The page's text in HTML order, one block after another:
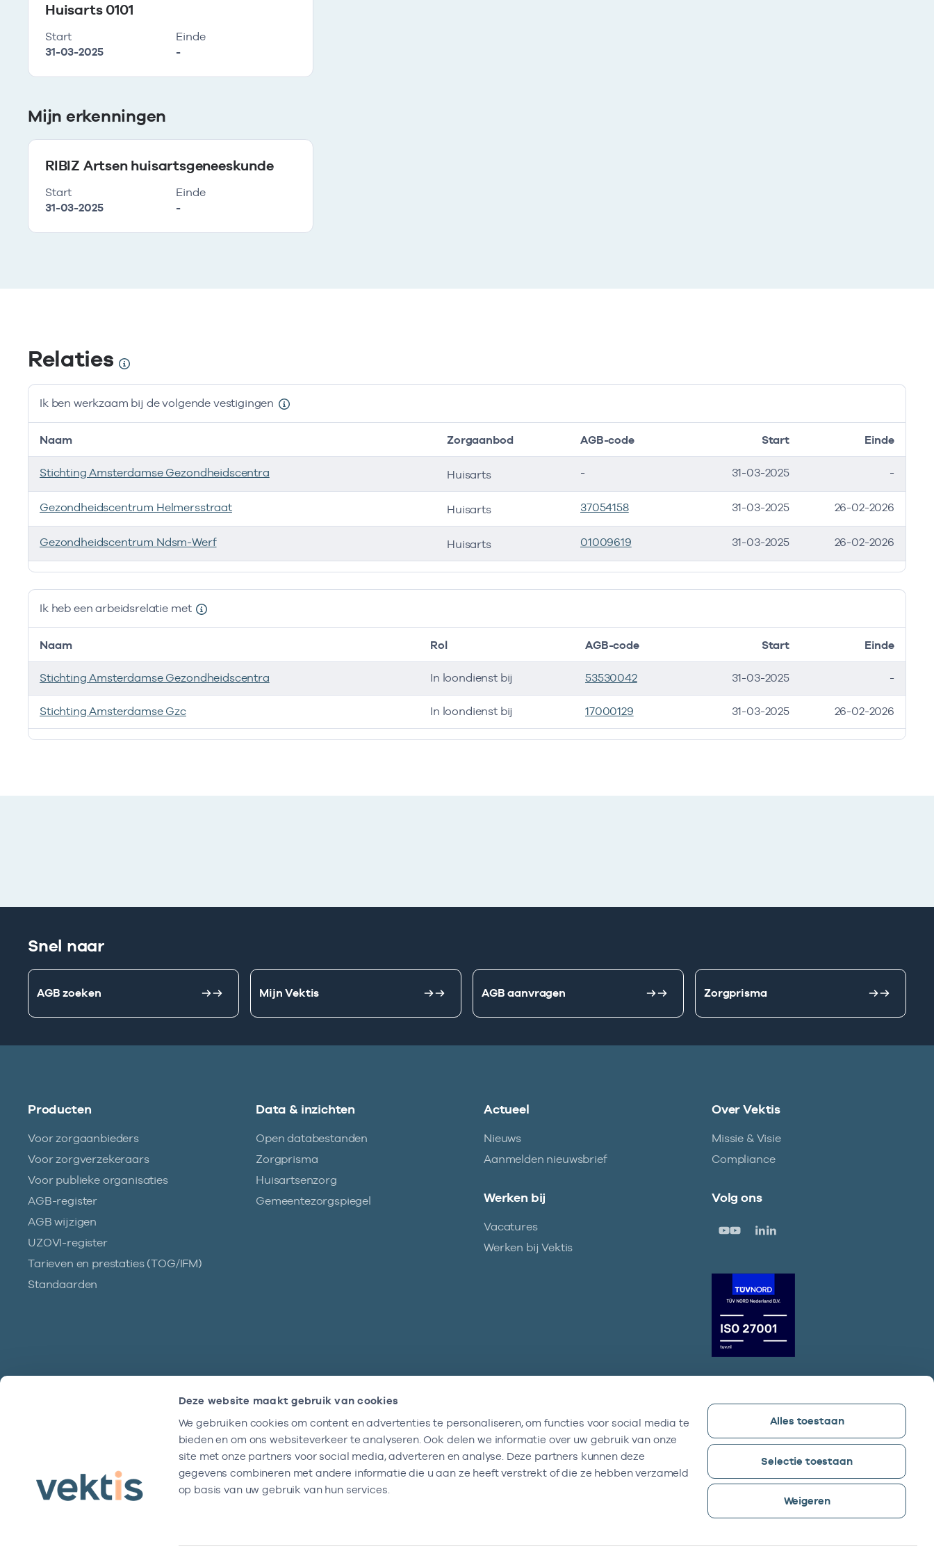
Deze website maakt gebruik van cookies
We gebruiken cookies om content en advertenties te personaliseren, om functies voor social media te
bieden en om ons websiteverkeer te analyseren. Ook delen we informatie over uw gebruik van onze
site met onze partners voor social media, adverteren en analyse. Deze partners kunnen deze
gegevens combineren met andere informatie die u aan ze heeft verstrekt of die ze hebben verzameld
op basis van uw gebruik van hun services.
Alles toestaan
Selectie toestaan
Weigeren
Huisarts 0101
Start
31-03-2025
Einde
-
Mijn erkenningen
RIBIZ Artsen huisartsgeneeskunde
Start
31-03-2025
Einde
-
Relaties
Ik ben werkzaam bij de volgende vestigingen
Ik ben werkzaam bij de volgende vestigingen
Naam Zorgaanbod AGB-code Start Einde
Stichting Amsterdamse Gezondheidscentra Huisarts - 31-03-2025 -
Gezondheidscentrum Helmersstraat Huisarts 37054158 31-03-2025 26-02-2026
Gezondheidscentrum Ndsm-Werf Huisarts 01009619 31-03-2025 26-02-2026
Ik heb een arbeidsrelatie met
Ik heb een arbeidsrelatie met
Naam Rol AGB-code Start Einde
Stichting Amsterdamse Gezondheidscentra In loondienst bij 53530042 31-03-2025 -
Stichting Amsterdamse Gzc In loondienst bij 17000129 31-03-2025 26-02-2026
Snel naar
AGB zoeken Mijn Vektis AGB aanvragen Zorgprisma
Producten
Voor zorgaanbieders
Voor zorgverzekeraars
Voor publieke organisaties
AGB-register
AGB wijzigen
UZOVI-register
Tarieven en prestaties (TOG/IFM)
Standaarden
Data & inzichten
Open databestanden
Zorgprisma
Huisartsenzorg
Gemeentezorgspiegel
Actueel
Nieuws
Aanmelden nieuwsbrief
Over Vektis
Missie & Visie
Compliance
Werken bij
Vacatures
Werken bij Vektis
Volg ons
We zijn doordeweeks bereikbaar tussen
Nieuwsbrief
Altijd op de hoogte blijven van al onze
nieuwtjes? Schrijf je nu in.
Vektis bezoekadres
Sparrenheuvel 18, Gebouw B,
3708 JE Zeist